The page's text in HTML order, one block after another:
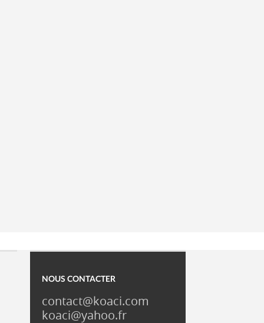
NOUS CONTACTER
contact@koaci.com
koaci@yahoo.fr